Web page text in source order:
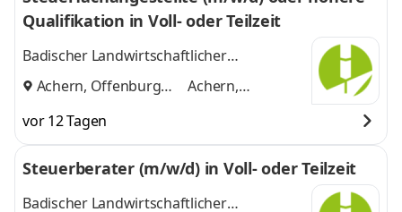
Qualifikation in Voll- oder Teilzeit
Badischer Landwirtschaftlicher
Hauptverband e.V. (BLHV)
Achern, Offenburg
Achern,
vor 12 Tagen
Steuerberater (m/w/d) in Voll- oder Teilzeit
Badischer Landwirtschaftlicher